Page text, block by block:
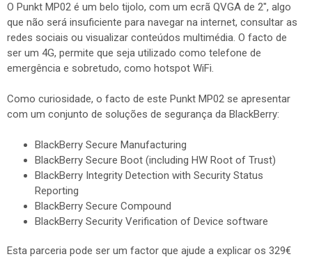
O Punkt MP02 é um belo tijolo, com um ecrã QVGA de 2", algo
que não será insuficiente para navegar na internet, consultar as
redes sociais ou visualizar conteúdos multimédia. O facto de
ser um 4G, permite que seja utilizado como telefone de
emergência e sobretudo, como hotspot WiFi.
Como curiosidade, o facto de este Punkt MP02 se apresentar
com um conjunto de soluções de segurança da BlackBerry:
BlackBerry Secure Manufacturing
BlackBerry Secure Boot (including HW Root of Trust)
BlackBerry Integrity Detection with Security Status
Reporting
BlackBerry Secure Compound
BlackBerry Security Verification of Device software
Esta parceria pode ser um factor que ajude a explicar os 329€